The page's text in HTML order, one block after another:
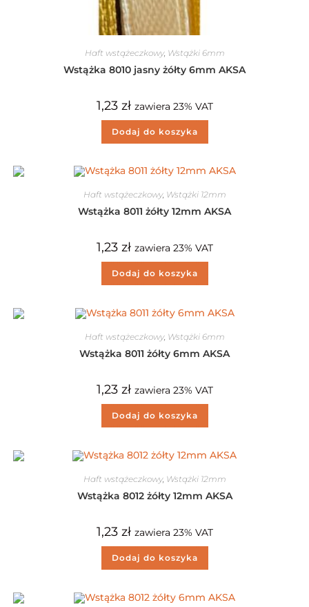
Haft wstążeczkowy, Wstążki 6mm
Wstążka 8010 jasny żółty 6mm AKSA
1,23 zł zawiera 23% VAT
Dodaj do koszyka
Haft wstążeczkowy, Wstążki 12mm
Wstążka 8011 żółty 12mm AKSA
1,23 zł zawiera 23% VAT
Dodaj do koszyka
Haft wstążeczkowy, Wstążki 6mm
Wstążka 8011 żółty 6mm AKSA
1,23 zł zawiera 23% VAT
Dodaj do koszyka
Haft wstążeczkowy, Wstążki 12mm
Wstążka 8012 żółty 12mm AKSA
1,23 zł zawiera 23% VAT
Dodaj do koszyka